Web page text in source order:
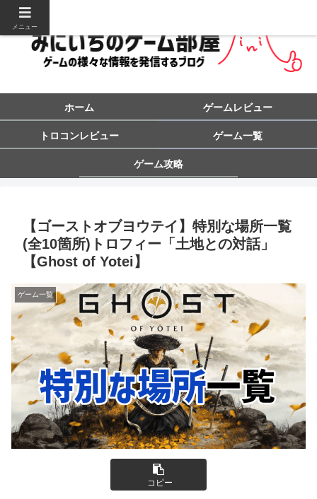
ホーム ゲームレビュー
トロコンレビュー ゲーム一覧
ゲーム攻略
【ゴーストオブヨウテイ】特別な場所一覧
(全10箇所)トロフィー「土地との対話」
【Ghost of Yotei】
ゲーム一覧
コピー
メニュー